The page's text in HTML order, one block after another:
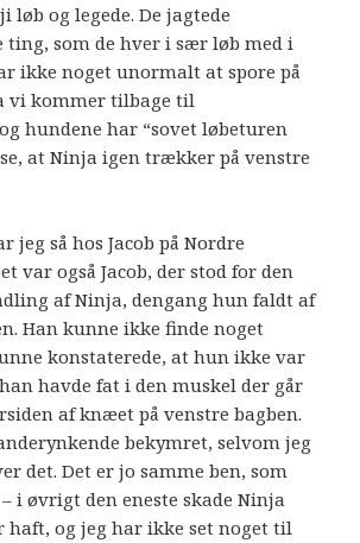
løb og legede. De jagtede
ting, som de hver i sær løb med i
ikke noget unormalt at spore på
vi kommer tilbage til
hundene har “sovet løbeturen
at Ninja igen trækker på venstre
jeg så hos Jacob på Nordre
var også Jacob, der stod for den
af Ninja, dengang hun faldt af
Han kunne ikke finde noget
konstaterede, at hun ikke var
havde fat i den muskel der går
af knæet på venstre bagben.
bekymret, selvom jeg
det. Det er jo samme ben, som
i øvrigt den eneste skade Ninja
haft, og jeg har ikke set noget til